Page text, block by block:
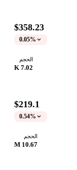
$358.23
0.05%
الحجم
7.02 K
$219.1
0.54%
الحجم
10.67 M